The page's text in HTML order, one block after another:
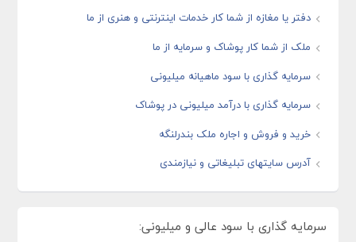
دفتر یا مغازه از شما کار خدمات اینترنتی و هنری از ما
ملک از شما کار پوشاک و سرمایه از ما
سرمایه گذاری با سود ماهیانه میلیونی
سرمایه گذاری با درآمد میلیونی در پوشاک
خرید و فروش و اجاره ملک بندرلنگه
آدرس سایتهای تبلیغاتی و نیازمندی
سرمایه گذاری با سود عالی و میلیونی: